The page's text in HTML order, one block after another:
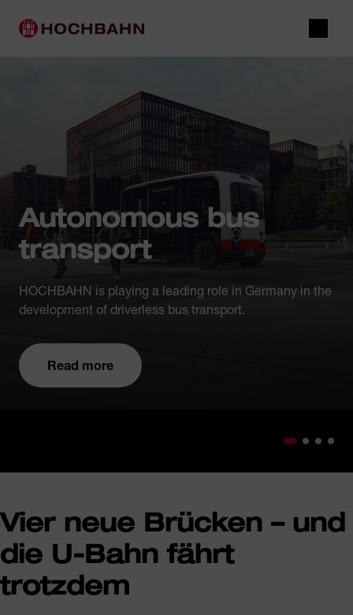
Open
Main navigation
Autonomous bus
transport
HOCHBAHN is playing a leading role in Germany in the
development of driverless bus transport.
Read more
Vier neue Brücken – und
die U-Bahn fährt
trotzdem